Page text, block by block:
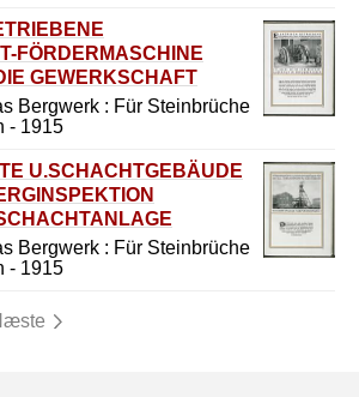
FÖRDERMASCHINE
GEWERKSCHAFT
Bergwerk : Für Steinbrüche
- 1915
U.SCHACHTGEBÄUDE
I
Bergwerk : Für Steinbrüche
- 1915